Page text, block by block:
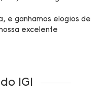
e ganhamos elogios de
excelente
IGI